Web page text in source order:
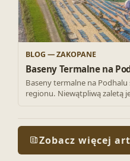
BLOG — ZAKOPANE
Baseny Termalne na
Baseny termalne na
regionu. Niewątpliwą zaletą
Zobacz więcej